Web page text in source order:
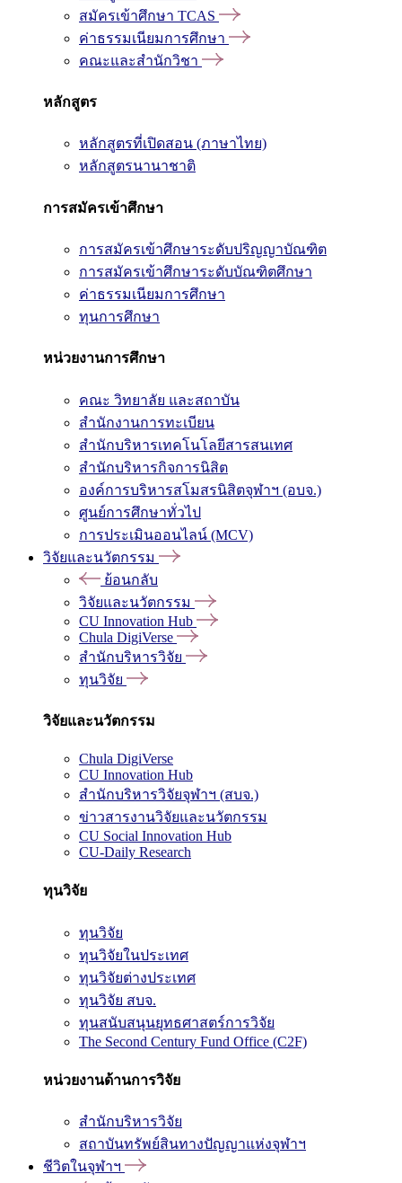
สมัครเข้าศึกษา TCAS
ค่าธรรมเนียมการศึกษา
คณะและสำนักวิชา
หลักสูตร
หลักสูตรที่เปิดสอน (ภาษาไทย)
หลักสูตรนานาชาติ
การสมัครเข้าศึกษา
การสมัครเข้าศึกษาระดับปริญญาบัณฑิต
การสมัครเข้าศึกษาระดับบัณฑิตศึกษา
ค่าธรรมเนียมการศึกษา
ทุนการศึกษา
หน่วยงานการศึกษา
คณะ วิทยาลัย และสถาบัน
สำนักงานการทะเบียน
สำนักบริหารเทคโนโลยีสารสนเทศ
สำนักบริหารกิจการนิสิต
องค์การบริหารสโมสรนิสิตจุฬาฯ (อบจ.)
ศูนย์การศึกษาทั่วไป
การประเมินออนไลน์ (MCV)
วิจัยและนวัตกรรม
ย้อนกลับ
วิจัยและนวัตกรรม
CU Innovation Hub
Chula DigiVerse
สำนักบริหารวิจัย
ทุนวิจัย
วิจัยและนวัตกรรม
Chula DigiVerse
CU Innovation Hub
สำนักบริหารวิจัยจุฬาฯ (สบจ.)
ข่าวสารงานวิจัยและนวัตกรรม
CU Social Innovation Hub
CU-Daily Research
ทุนวิจัย
ทุนวิจัย
ทุนวิจัยในประเทศ
ทุนวิจัยต่างประเทศ
ทุนวิจัย สบจ.
ทุนสนับสนุนยุทธศาสตร์การวิจัย
The Second Century Fund Office (C2F)
หน่วยงานด้านการวิจัย
สำนักบริหารวิจัย
สถาบันทรัพย์สินทางปัญญาแห่งจุฬาฯ
ชีวิตในจุฬาฯ